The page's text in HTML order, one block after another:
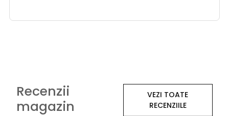
Recenzii
magazin
VEZI TOATE
RECENZIILE